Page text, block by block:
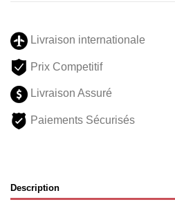
Livraison internationale
Prix Competitif
Livraison Assuré
Paiements Sécurisés
Description